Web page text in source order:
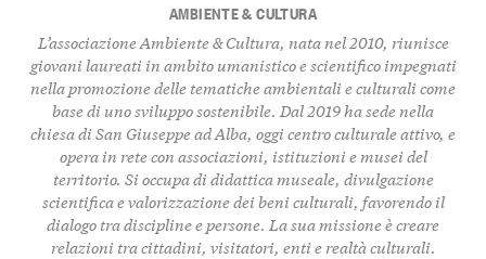
AMBIENTE & CULTURA
L’associazione Ambiente & Cultura, nata nel 2010, riunisce
giovani laureati in ambito umanistico e scientifico impegnati
nella promozione delle tematiche ambientali e culturali come
base di uno sviluppo sostenibile. Dal 2019 ha sede nella
chiesa di San Giuseppe ad Alba, oggi centro culturale attivo, e
opera in rete con associazioni, istituzioni e musei del
territorio. Si occupa di didattica museale, divulgazione
scientifica e valorizzazione dei beni culturali, favorendo il
dialogo tra discipline e persone. La sua missione è creare
relazioni tra cittadini, visitatori, enti e realtà culturali.